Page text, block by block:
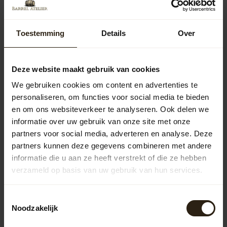
Toestemming Details Over
Deze website maakt gebruik van cookies
We gebruiken cookies om content en advertenties te
personaliseren, om functies voor social media te bieden
en om ons websiteverkeer te analyseren. Ook delen we
informatie over uw gebruik van onze site met onze
partners voor social media, adverteren en analyse. Deze
partners kunnen deze gegevens combineren met andere
informatie die u aan ze heeft verstrekt of die ze hebben
verzameld op basis van uw gebruik van hun services.
Noodzakelijk
99,00
Wijnvat kuip 3/4 'Ruby Dark'
Vragen over dit product?
Neem gerust contact op met onze klantenservice op
of 038 - 3760185